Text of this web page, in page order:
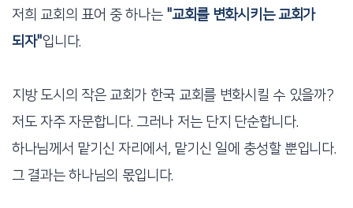
저희 교회의 표어 중 하나는 "교회를 변화시키는 교회가
되자"입니다.
지방 도시의 작은 교회가 한국 교회를 변화시킬 수 있을까?
저도 자주 자문합니다. 그러나 저는 단지 단순합니다.
하나님께서 맡기신 자리에서, 맡기신 일에 충성할 뿐입니다.
그 결과는 하나님의 몫입니다.